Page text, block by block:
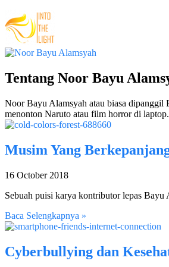
Tentang Noor Bayu
Noor Bayu Alamsyah atau biasa dipanggil
menonton Naruto atau film horror di
Musim Yang
16 October 2018
Sebuah puisi karya kontributor lepas Bayu
Baca Selengkapnya »
Cyberbullying dan